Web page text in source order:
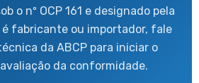
o nº OCP 161 e designado pela
é fabricante ou importador, fale
da ABCP para iniciar o
da conformidade.